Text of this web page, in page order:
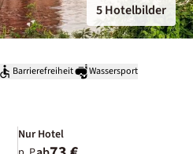
5 Hotelbilder
Barrierefreiheit Wassersport
Nur Hotel